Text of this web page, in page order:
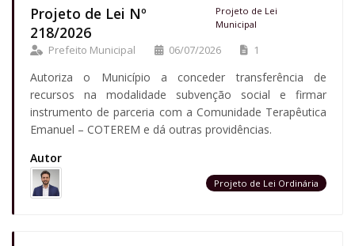
Projeto de Lei Nº
218/2026
Projeto de Lei
Municipal
Prefeito Municipal 06/07/2026 1
Autoriza o Município a conceder transferência de
recursos na modalidade subvenção social e firmar
instrumento de parceria com a Comunidade Terapêutica
Emanuel – COTEREM e dá outras providências.
Autor
Projeto de Lei Ordinária